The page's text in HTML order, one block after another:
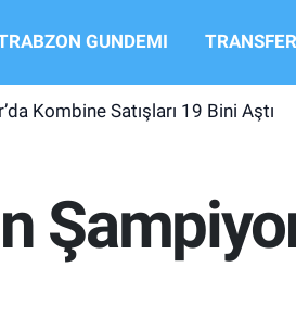
GUNDEMI
Kombine Satışları 19 Bini Aştı